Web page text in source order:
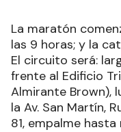
La maratón
las 9 horas; y la
El circuito será:
frente al Edificio
Almirante Brown),
la Av. San Martín,
81, empalme